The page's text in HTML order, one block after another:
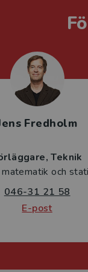
Fredholm
Teknik
matematik och
046-31 21 58
E-post